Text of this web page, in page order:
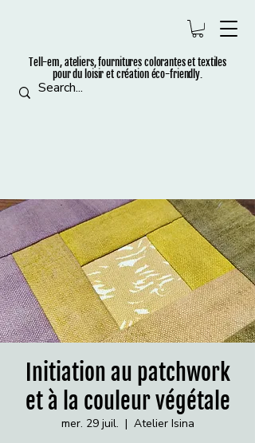
Tell-em, ateliers, fournitures colorantes et textiles
pour du loisir et création éco-friendly.
Initiation au patchwork
et à la couleur végétale
mer. 29 juil.
  |
Atelier Isina